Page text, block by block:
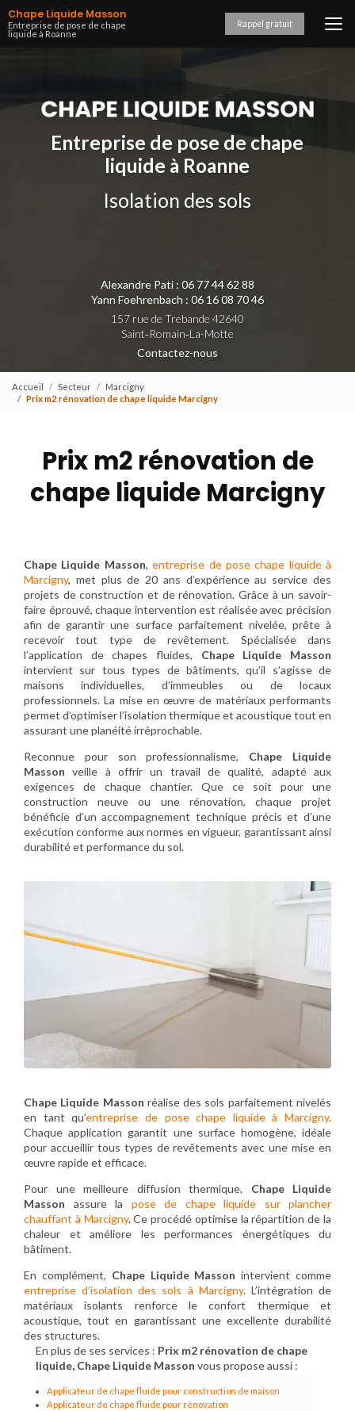
Aller
au
contenu
Chape Liquide Masson
Entreprise de pose de chape
liquide à Roanne
Rappel gratuit
Entreprise de pose de chape
liquide à Roanne
Isolation des sols
Alexandre Pati : 06 77 44 62 88
Yann Foehrenbach : 06 16 08 70 46
157 rue de Trebande 42640
Saint‑Romain‑La-Motte
Contactez-nous
Accueil Secteur
Marcigny
Prix m2 rénovation de chape liquide Marcigny
Prix m2 rénovation de
chape liquide Marcigny
Chape Liquide Masson,entreprise de pose chape liquide à
Marcigny, met plus de 20 ans d’expérience au service des
projets de construction et de rénovation. Grâce à un savoir-
faire éprouvé, chaque intervention est réalisée avec précision
afin de garantir une surface parfaitement nivelée, prête à
recevoir tout type de revêtement. Spécialisée dans
l’application de chapes fluides, Chape Liquide Masson
intervient sur tous types de bâtiments, qu’il s’agisse de
maisons individuelles, d’immeubles ou de locaux
professionnels. La mise en œuvre de matériaux performants
permet d’optimiser l’isolation thermique et acoustique tout en
assurant une planéité irréprochable.
Reconnue pour son professionnalisme, Chape Liquide
Masson veille à offrir un travail de qualité, adapté aux
exigences de chaque chantier. Que ce soit pour une
construction neuve ou une rénovation, chaque projet
bénéficie d’un accompagnement technique précis et d’une
exécution conforme aux normes en vigueur, garantissant ainsi
durabilité et performance du sol.
Chape Liquide Masson réalise des sols parfaitement nivelés
en tant qu’entreprise de pose chape liquide à Marcigny.
Chaque application garantit une surface homogène, idéale
pour accueillir tous types de revêtements avec une mise en
œuvre rapide et efficace.
Pour une meilleure diffusion thermique, Chape Liquide
Masson assure la pose de chape liquide sur plancher
chauffant à Marcigny. Ce procédé optimise la répartition de la
chaleur et améliore les performances énergétiques du
bâtiment.
En complément, Chape Liquide Masson intervient comme
entreprise d’isolation des sols à Marcigny. L’intégration de
matériaux isolants renforce le confort thermique et
acoustique, tout en garantissant une excellente durabilité
des structures.
En plus de ses services : Prix m2 rénovation de chape
liquide, Chape Liquide Masson vous propose aussi :
Applicateur de chape fluide pour construction de maison
Applicateur de chape fluide pour rénovation